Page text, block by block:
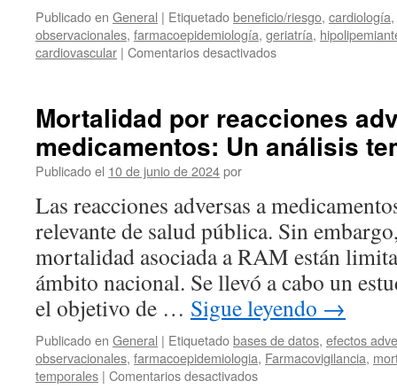
Publicado en General | Etiquetadobeneficio/riesgo, cardiología,
observacionales, farmacoepidemiología, geriatría,
cardiovascular | Comentarios desactivados
Mortalidad por reacciones
medicamentos: Un análisis
Publicado el 10 de junio de 2024por
Las reacciones adversas a
relevante de salud pública. Sin
mortalidad asociada a RAM están
ámbito nacional. Se llevó a cabo un
el objetivo de … Sigue leyendo →
Publicado en General | Etiquetadobases de datos, efectos
observacionales, farmacoepidemiologia, Farmacovigilancia,
temporales | Comentarios desactivados